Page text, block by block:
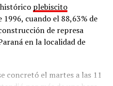
del Ministerio de Ecología,
Martín Recaman, el
y el director general
cual están impedidos de
plebiscito
cuando el 88,63% de
de represa
en la localidad de
concretó el martes a las 11